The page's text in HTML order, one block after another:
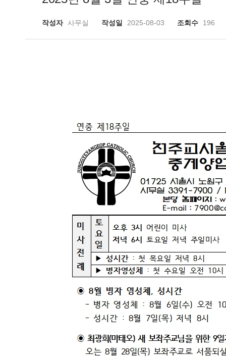
작성자 사무실 작성일 2025-08-03 조회수 196